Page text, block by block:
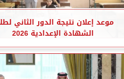
موعد إعلان نتيجة الدور الثاني
الشهادة الإعدادية 2026